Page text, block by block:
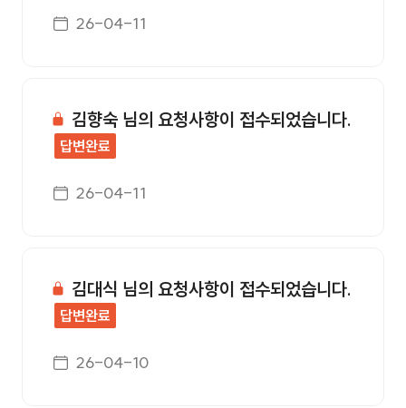
게시일자
26-04-11
김향숙 님의 요청사항이 접수되었습니다.
답변완료
게시일자
26-04-11
김대식 님의 요청사항이 접수되었습니다.
답변완료
게시일자
26-04-10